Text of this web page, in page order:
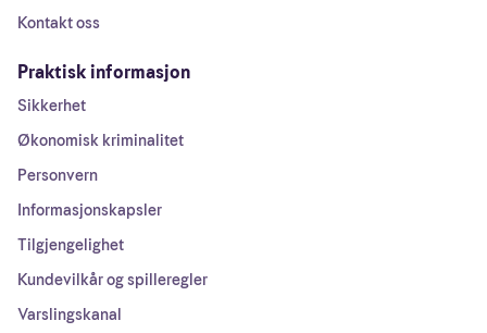
Kontakt oss
Praktisk informasjon
Sikkerhet
Økonomisk kriminalitet
Personvern
Informasjonskapsler
Tilgjengelighet
Kundevilkår og spilleregler
Varslingskanal